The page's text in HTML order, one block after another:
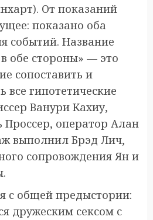
От показаний
показано оба
событий. Название
обе стороны» — это
сопоставить и
все гипотетические
Ванури Кахиу,
Проссер, оператор Алан
выполнил Брэд Лич,
сопровождения Ян и
с общей предыстории:
дружеским сексом с